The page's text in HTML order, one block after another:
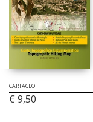
CARTACEO
€ 9,50